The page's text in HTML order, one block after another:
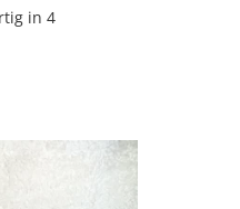
in 4